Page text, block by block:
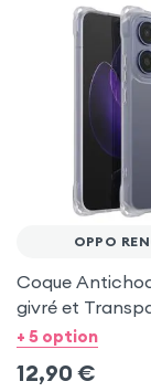
OPPO
Coque
givré et
Oppo Reno 13
+ 5 option
12,90 €